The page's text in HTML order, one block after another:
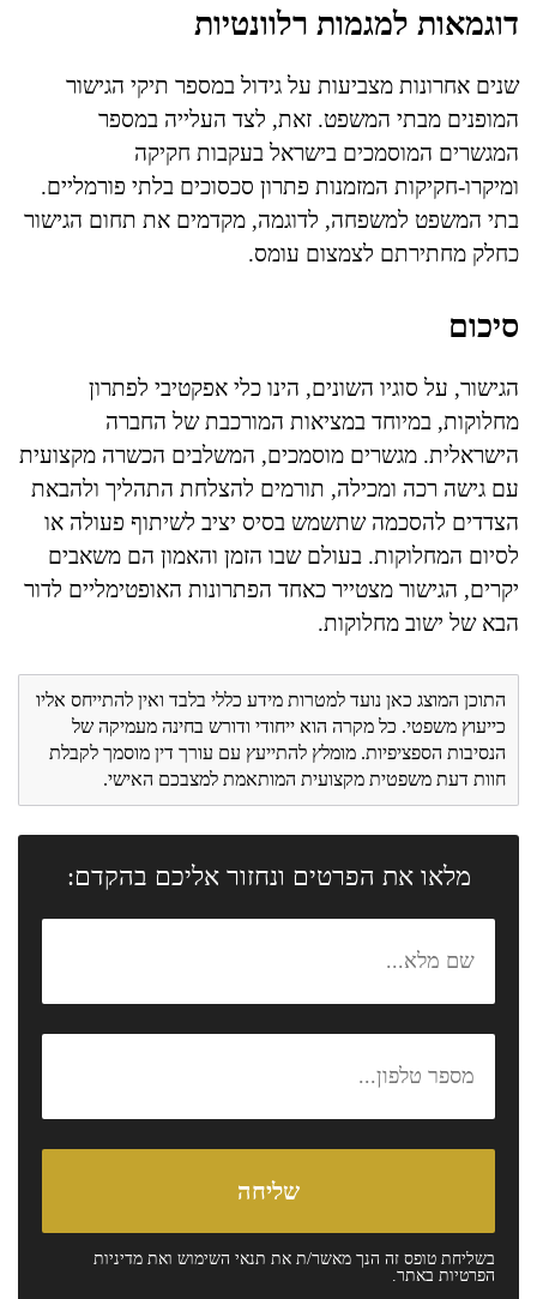
דוגמאות למגמות רלוונטיות
שנים אחרונות מצביעות על גידול במספר תיקי הגישור
המופנים מבתי המשפט. זאת, לצד העלייה במספר
המגשרים המוסמכים בישראל בעקבות חקיקה
ומיקרו-חקיקות המזמנות פתרון סכסוכים בלתי פורמליים.
בתי המשפט למשפחה, לדוגמה, מקדמים את תחום הגישור
כחלק מחתירתם לצמצום עומס.
סיכום
הגישור, על סוגיו השונים, הינו כלי אפקטיבי לפתרון
מחלוקות, במיוחד במציאות המורכבת של החברה
הישראלית. מגשרים מוסמכים, המשלבים הכשרה מקצועית
עם גישה רכה ומכילה, תורמים להצלחת התהליך ולהבאת
הצדדים להסכמה שתשמש בסיס יציב לשיתוף פעולה או
לסיום המחלוקות. בעולם שבו הזמן והאמון הם משאבים
יקרים, הגישור מצטייר כאחד הפתרונות האופטימליים לדור
הבא של ישוב מחלוקות.
התוכן המוצג כאן נועד למטרות מידע כללי בלבד ואין להתייחס אליו
כייעוץ משפטי. כל מקרה הוא ייחודי ודורש בחינה מעמיקה של
הנסיבות הספציפיות. מומלץ להתייעץ עם עורך דין מוסמך לקבלת
חוות דעת משפטית מקצועית המותאמת למצבכם האישי.
מלאו את הפרטים ונחזור אליכם בהקדם:
בשליחת טופס זה הנך מאשר/ת את תנאי השימוש ואת מדיניות
הפרטיות באתר.